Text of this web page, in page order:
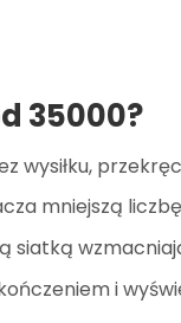
35000?
wysiłku,
mniejszą
siatką
i